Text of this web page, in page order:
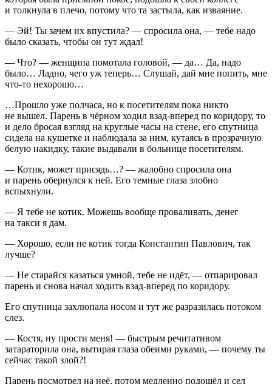
и толкнула в плечо, потому что та застыла, как изваяние.
— Эй! Ты зачем их впустила? — спросила она, — тебе надо
было сказать, чтобы он тут ждал!
— Что? — женщина помотала головой, — да… Да, надо
было… Ладно, чего уж теперь… Слушай, дай мне попить, мне
что-то нехорошо…
…Прошло уже полчаса, но к посетителям пока никто
не вышел. Парень в чёрном ходил взад-вперед по коридору, то
и дело бросая взгляд на круглые часы на стене, его спутница
сидела на кушетке и наблюдала за ним, кутаясь в прозрачную
белую накидку, такие выдавали в больнице посетителям.
— Котик, может присядь…? — жалобно спросила она
и парень обернулся к ней. Его темные глаза злобно
вспыхнули.
— Я тебе не котик. Можешь вообще проваливать, денег
на такси я дам.
— Хорошо, если не котик тогда Константин Павлович, так
лучше?
— Не старайся казаться умной, тебе не идёт, — отпарировал
парень и снова начал ходить взад-вперед по коридору.
Его спутница захлюпала носом и тут же разразилась потоком
слез.
— Костя, ну прости меня! — быстрым речитативом
затараторила она, вытирая глаза обеими руками, — почему ты
сейчас такой злой?!
Парень посмотрел на неё, потом медленно подошёл и сел